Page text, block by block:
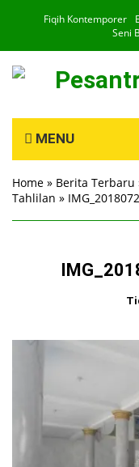
Fiqih Kontemporer
Seni
MENU
Home » Berita Terbaru
Tahlilan »